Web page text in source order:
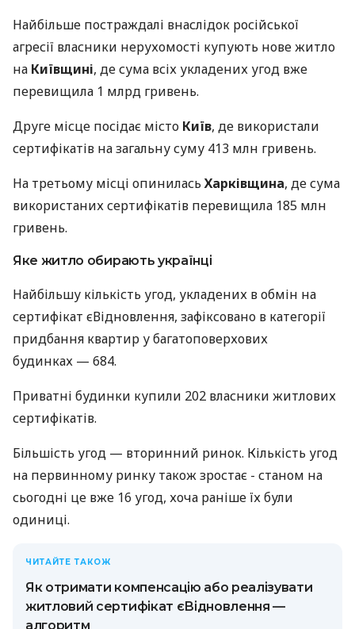
Найбільше постраждалі внаслідок російської
агресії власники нерухомості купують нове житло
на Київщині, де сума всіх укладених угод вже
перевищила 1 млрд гривень.
Друге місце посідає місто Київ, де використали
сертифікатів на загальну суму 413 млн гривень.
На третьому місці опиниласьХарківщина, де сума
використаних сертифікатів перевищила 185 млн
гривень.
Яке житло обирають українці
Найбільшу кількість угод, укладених в обмін на
сертифікат єВідновлення, зафіксовано в категорії
придбання квартир у багатоповерхових
будинках — 684.
Приватні будинки купили 202 власники житлових
сертифікатів.
Більшість угод — вторинний ринок. Кількість угод
на первинному ринку також зростає - станом на
сьогодні це вже 16 угод, хоча раніше їх були
одиниці.
ЧИТАЙТЕ ТАКОЖ
Як отримати компенсацію або реалізувати
житловий сертифікат єВідновлення —
алгоритм